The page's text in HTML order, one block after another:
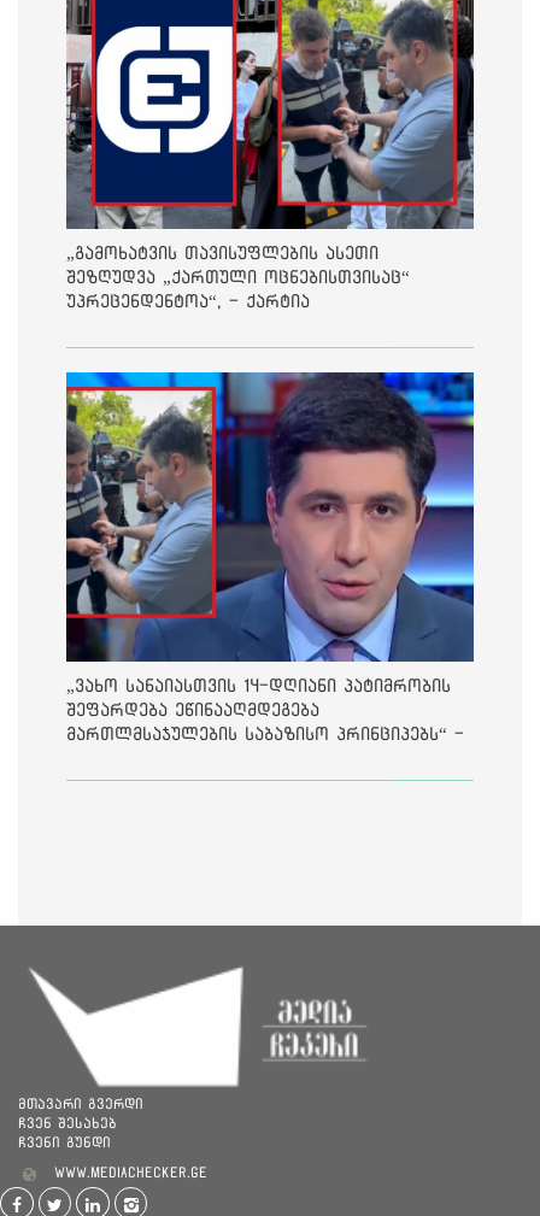
„გამოხატვის თავისუფლების ასეთი
შეზღუდვა „ქართული ოცნებისთვისაც“
უპრეცენდენტოა“, - ქარტია
„ვახო სანაიასთვის 14-დღიანი პატიმრობის
შეფარდება ეწინააღმდეგება
მართლმსაჯულების საბაზისო პრინციპებს“ -
მთავარი გვერდი
ჩვენ შესახებ
ჩვენი გუნდი
www.mediachecker.ge